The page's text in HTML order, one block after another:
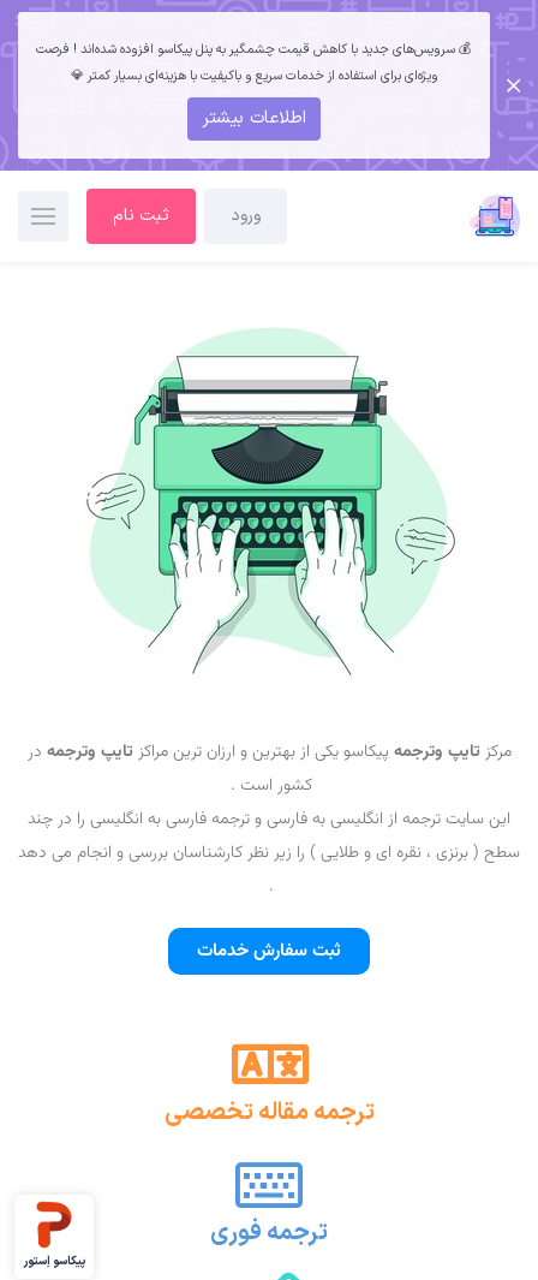
💰 سرویس‌های جدید با کاهش قیمت چشمگیر به پنل پیکاسو افزوده شده‌اند ! فرصت
ویژه‌ای برای استفاده از خدمات سریع و باکیفیت با هزینه‌ای بسیار کمتر 💎
اطلاعات بیشتر
ورود ثبت نام
مرکز تایپ وترجمه پیکاسو یکی از بهترین و ارزان ترین مراکز تایپ وترجمه در
کشور است .
این سایت ترجمه از انگلیسی به فارسی و ترجمه فارسی به انگلیسی را در چند
سطح ( برنزی ، نقره ای و طلایی ) را زیر نظر کارشناسان بررسی و انجام می دهد
.
ثبت سفارش خدمات
ترجمه مقاله تخصصی
ترجمه فوری
پیکاسو اِستور